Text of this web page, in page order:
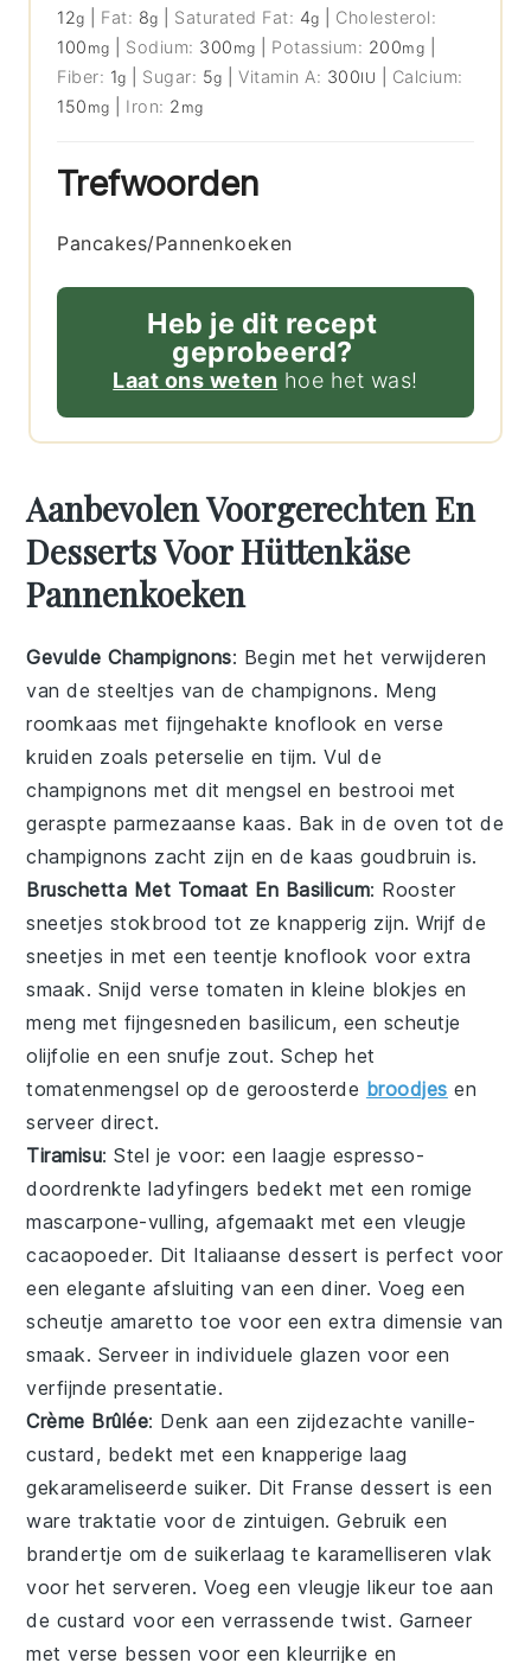
12g Fat: 8g Saturated Fat: 4g
Cholesterol:
100 mg Sodium: 300 mg Potassium: 200mg
Fiber: 1g Sugar: 5g |Vitamin A: 300IU
Calcium:
150 mg Iron: 2 mg
Trefwoorden
Pancakes/Pannenkoeken
Heb je dit recept
geprobeerd?
Laat ons weten hoe het was!
Aanbevolen Voorgerechten En
Desserts Voor Hüttenkäse
Pannenkoeken
Gevulde Champignons: Begin met het verwijderen
van de steeltjes van dechampignons. Meng
roomkaas met fijngehakte knoflook en verse
kruiden zoalspeterselie entijm. Vul de
champignons met dit mengsel en bestrooi met
geraspte parmezaanse kaas. Bak in de oven tot de
champignons zacht zijn en de kaas goudbruin is.
Bruschetta Met Tomaat En Basilicum: Rooster
sneetjes stokbrood tot ze knapperig zijn. Wrijf de
sneetjes in met een teentjeknoflook voor extra
smaak. Snijd verse tomaten in kleine blokjes en
meng met fijngesneden basilicum, een scheutje
olijfolie en een snufje zout. Schep het
tomatenmengsel op de geroosterde broodjes en
serveer direct.
Tiramisu: Stel je voor: een laagje espresso-
doordrenkteladyfingers bedekt met een romige
mascarpone-vulling, afgemaakt met een vleugje
cacaopoeder. Dit Italiaanse dessert is perfect voor
een elegante afsluiting van een diner. Voeg een
scheutje amaretto toe voor een extra dimensie van
smaak. Serveer in individuele glazen voor een
verfijnde presentatie.
Crème Brûlée: Denk aan een zijdezachte vanille-
custard, bedekt met een knapperige laag
gekarameliseerde suiker. Dit Franse dessert is een
ware traktatie voor de zintuigen. Gebruik een
brandertje om de suikerlaag te karamelliseren vlak
voor het serveren. Voeg een vleugjelikeur toe aan
de custard voor een verrassende twist. Garneer
met verse bessen voor een kleurrijke en